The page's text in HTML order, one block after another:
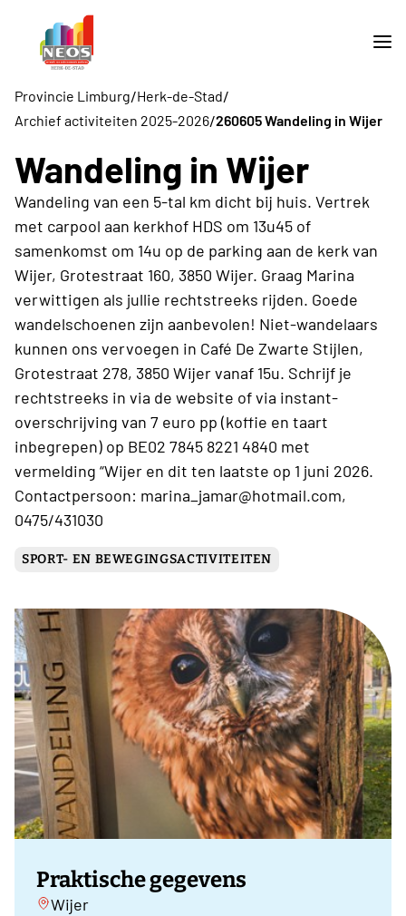
Provincie Limburg/Herk-de-Stad/
Archief activiteiten 2025-2026/260605 Wandeling in Wijer
Wandeling in Wijer
Wandeling van een 5-tal km dicht bij huis. Vertrek
met carpool aan kerkhof HDS om 13u45 of
samenkomst om 14u op de parking aan de kerk van
Wijer, Grotestraat 160, 3850 Wijer. Graag Marina
verwittigen als jullie rechtstreeks rijden. Goede
wandelschoenen zijn aanbevolen! Niet-wandelaars
kunnen ons vervoegen in Café De Zwarte Stijlen,
Grotestraat 278, 3850 Wijer vanaf 15u. Schrijf je
rechtstreeks in via de website of via instant-
overschrijving van 7 euro pp (koffie en taart
inbegrepen) op BE02 7845 8221 4840 met
vermelding “Wijer en dit ten laatste op 1 juni 2026.
Contactpersoon: marina_jamar@hotmail.com,
0475/431030
SPORT- EN BEWEGINGSACTIVITEITEN
Praktische gegevens
Wijer